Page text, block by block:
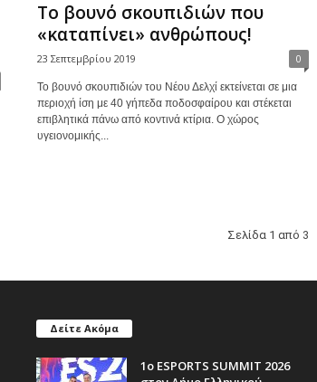
Το βουνό σκουπιδιών που
«καταπίνει» ανθρώπους!
23 Σεπτεμβρίου 2019 0
Το βουνό σκουπιδιών του Νέου Δελχί εκτείνεται σε μια
περιοχή ίση με 40 γήπεδα ποδοσφαίρου και στέκεται
επιβλητικά πάνω από κοντινά κτίρια. Ο χώρος
υγειονομικής...
Σελίδα 1 από 3
Δείτε Ακόμα
1ο ESPORTS SUMMIT 2026